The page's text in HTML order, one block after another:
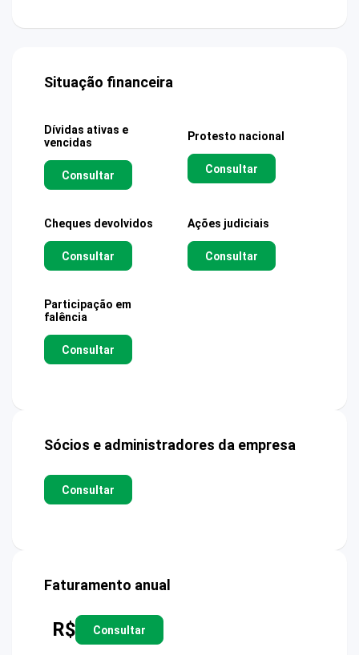
Situação financeira
Dívidas ativas e
vencidas
Consultar
Protesto nacional
Consultar
Cheques devolvidos
Consultar
Ações judiciais
Consultar
Participação em
falência
Consultar
Sócios e administradores da empresa
Consultar
Faturamento anual
R$ Consultar